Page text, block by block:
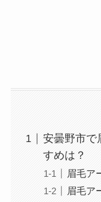
安曇野市で
すめは？
眉毛ア
眉毛ア